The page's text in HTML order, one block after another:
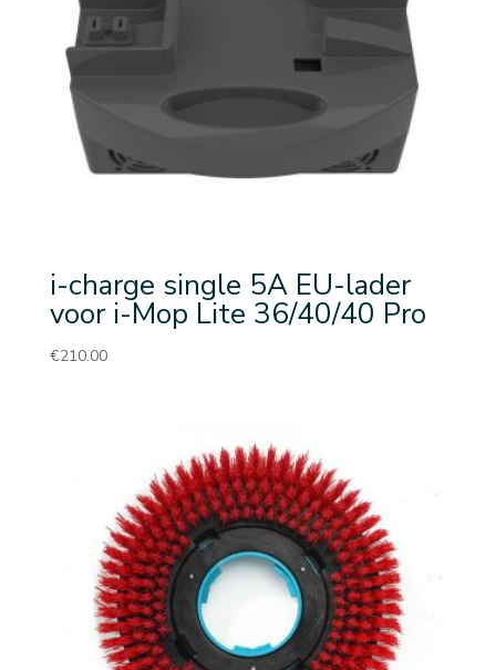
i-charge single 5A EU-lader
voor i-Mop Lite 36/40/40 Pro
€210.00